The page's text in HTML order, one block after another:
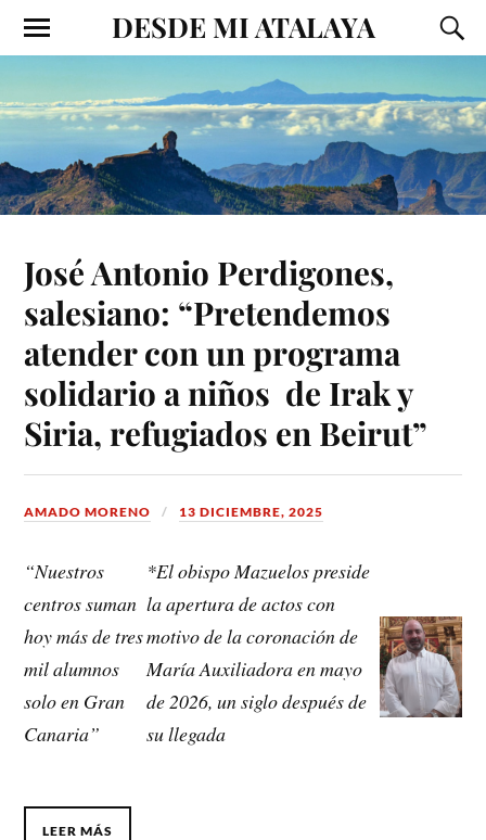
DESDE MI ATALAYA
José Antonio Perdigones,
salesiano: “Pretendemos
atender con un programa
solidario a niños de Irak y
Siria, refugiados en Beirut”
AMADO MORENO 13 DICIEMBRE, 2025
“Nuestros
centros suman
hoy más de tres
mil alumnos
solo en Gran
Canaria”
*El obispo Mazuelos preside
la apertura de actos con
motivo de la coronación de
María Auxiliadora en mayo
de 2026, un siglo después de
su llegada
LEER MÁS